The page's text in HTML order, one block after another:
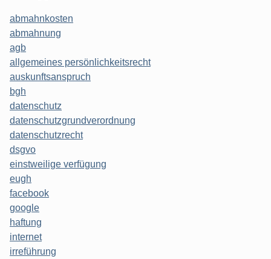
abmahnkosten
abmahnung
agb
allgemeines persönlichkeitsrecht
auskunftsanspruch
bgh
datenschutz
datenschutzgrundverordnung
datenschutzrecht
dsgvo
einstweilige verfügung
eugh
facebook
google
haftung
internet
irreführung